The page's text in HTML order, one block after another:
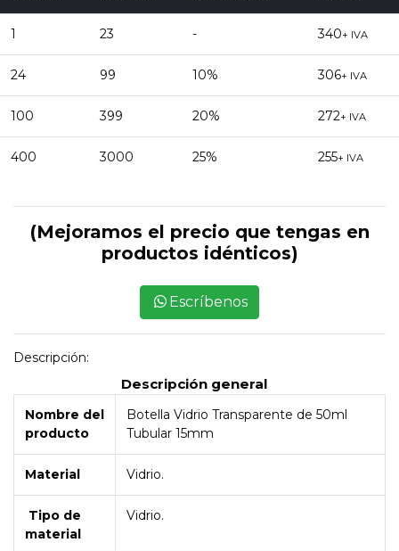
1 23 - 340+ IVA
24 99 10% 306+ IVA
100 399 20% 272+ IVA
400 3000 25% 255+ IVA
(Mejoramos el precio que tengas en
productos idénticos)
Escríbenos
Descripción:
Descripción general
Nombre del
producto
Botella Vidrio Transparente de 50ml
Tubular 15mm
Material Vidrio.
Tipo de
material
Vidrio.